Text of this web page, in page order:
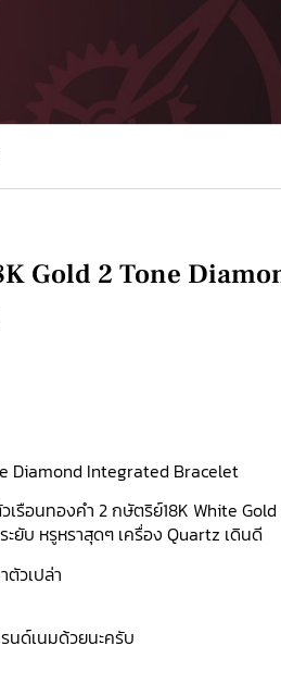
Gold 2 Tone
Diamond Integrated Bracelet
รือนทองคำ 2 กษัตริย์18K White Gold
ยับ หรูหราสุดๆ เครื่อง Quartz เดินดี
ตัวเปล่า
นด์เนมด้วยนะครับ